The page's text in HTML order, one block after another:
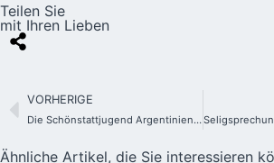
Teilen Sie
mit Ihren Lieben
VORHERIGE
Die Schönstattjugend Argentiniens trifft Papst Leo XIV.
Ähnliche Artikel, die Sie interessieren